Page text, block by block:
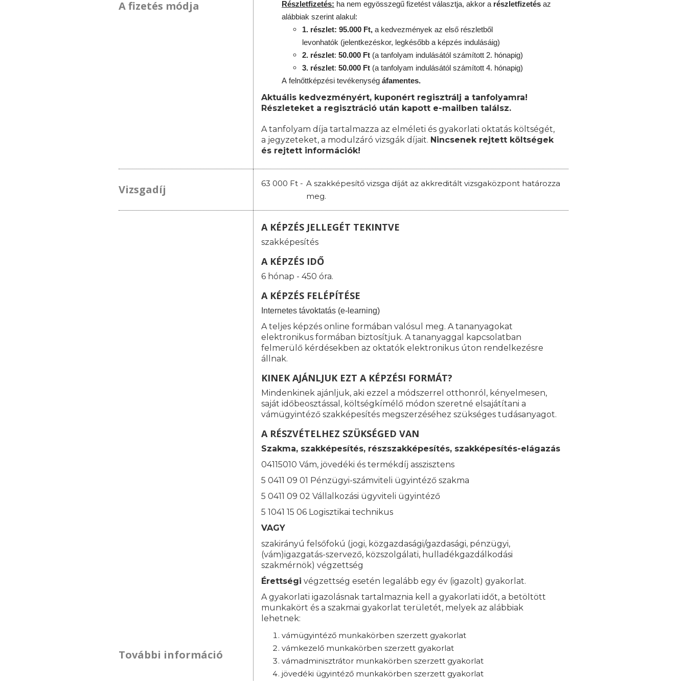
A fizetés módja Részletfizetés: ha nem egyösszegű fizetést választja, akkor a részletfizetés az
alábbiak szerint alakul:
1. részlet: 95.000 Ft, a kedvezmények az első részletből
levonhatók (jelentkezéskor, legkésőbb a képzés indulásáig)
2. részlet: 50.000 Ft (a tanfolyam indulásától számított 2. hónapig)
3. részlet: 50.000 Ft (a tanfolyam indulásától számított 4. hónapig)
A felnőttképzési tevékenység áfamentes.
Aktuális kedvezményért, kuponért regisztrálj a tanfolyamra!
Részleteket a regisztráció után kapott e-mailben találsz.
A tanfolyam díja tartalmazza az elméleti és gyakorlati oktatás költségét,
a jegyzeteket, a modulzáró vizsgák díjait. Nincsenek rejtett költségek
és rejtett információk!
Vizsgadíj 63 000 Ft - A szakképesítő vizsga díját az akkreditált vizsgaközpont határozza
meg.
További információ
A KÉPZÉS JELLEGÉT TEKINTVE
szakképesítés
A KÉPZÉS IDŐ
6 hónap - 450 óra.
A KÉPZÉS FELÉPÍTÉSE
nternetes távoktatás (e-learning)
A teljes képzés online formában valósul meg. A tananyagokat
elektronikus formában biztosítjuk. A tananyaggal kapcsolatban
felmerülő kérdésekben az oktatók elektronikus úton rendelkezésre
állnak.
KINEK AJÁNLJUK EZT A KÉPZÉSI FORMÁT?
Mindenkinek ajánljuk, aki ezzel a módszerrel otthonról, kényelmesen,
saját időbeosztással, költségkímélő módon szeretné elsajátítani a
vámügyintéző szakképesítés megszerzéséhez szükséges tudásanyagot.
A RÉSZVÉTELHEZ SZÜKSÉGED VAN
Szakma, szakképesítés, részszakképesítés, szakképesítés-elágazás
04115010 Vám, jövedéki és termékdíj asszisztens
5 0411 09 01 Pénzügyi-számviteli ügyintéző szakma
5 0411 09 02 Vállalkozási ügyviteli ügyintéző
5 1041 15 06 Logisztikai technikus
VAGY
szakirányú felsőfokú (jogi, közgazdasági/gazdasági, pénzügyi,
(vám)igazgatás-szervező, közszolgálati, hulladékgazdálkodási
szakmérnök) végzettség
Érettségi végzettség esetén legalább egy év (igazolt) gyakorlat.
A gyakorlati igazolásnak tartalmaznia kell a gyakorlati időt, a betöltött
munkakört és a szakmai gyakorlat területét, melyek az alábbiak
lehetnek:
vámügyintéző munkakörben szerzett gyakorlat
vámkezelő munkakörben szerzett gyakorlat
vámadminisztrátor munkakörben szerzett gyakorlat
jövedéki ügyintéző munkakörben szerzett gyakorlat